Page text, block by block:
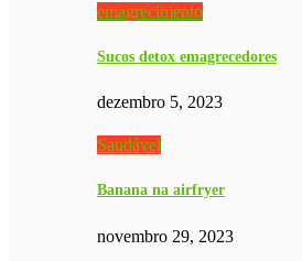
emagrecimento
Sucos detox emagrecedores
dezembro 5, 2023
Saudável
Banana na airfryer
novembro 29, 2023